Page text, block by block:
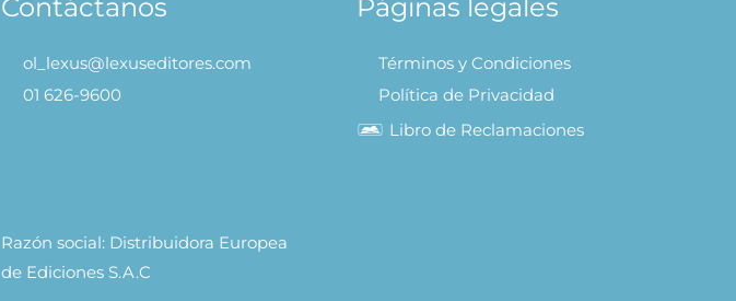
ol_lexus@lexuseditores.com
01 626-9600
Razón social: Distribuidora Europea
de Ediciones S.A.C
Términos y Condiciones
Política de Privacidad
Libro de Reclamaciones